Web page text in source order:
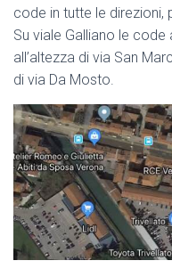
code in tutte le direzioni,
Su viale Galliano le
all’altezza di via San
di via Da Mosto.